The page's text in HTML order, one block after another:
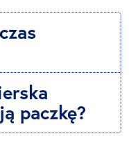
paczkę?